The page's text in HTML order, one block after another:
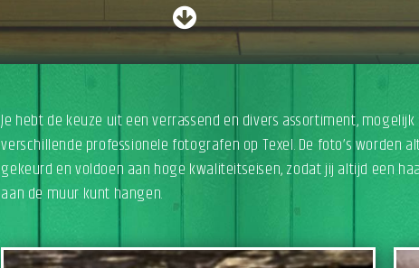
Je hebt de keuze uit een verrassend en divers assortiment,
verschillende professionele fotografen op Texel. De foto’s worden
gekeurd en voldoen aan hoge kwaliteitseisen, zodat jij altijd een
aan de muur kunt hangen.